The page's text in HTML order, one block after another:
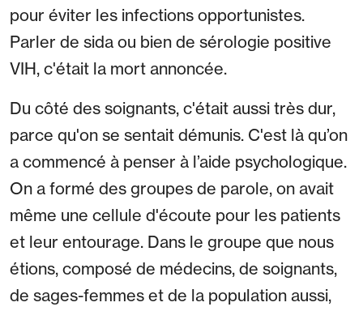
pour éviter les infections opportunistes.
Parler de sida ou bien de sérologie positive
VIH, c'était la mort annoncée.
Du côté des soignants, c'était aussi très dur,
parce qu'on se sentait démunis. C'est là qu’on
a commencé à penser à l’aide psychologique.
On a formé des groupes de parole, on avait
même une cellule d'écoute pour les patients
et leur entourage. Dans le groupe que nous
étions, composé de médecins, de soignants,
de sages-femmes et de la population aussi,